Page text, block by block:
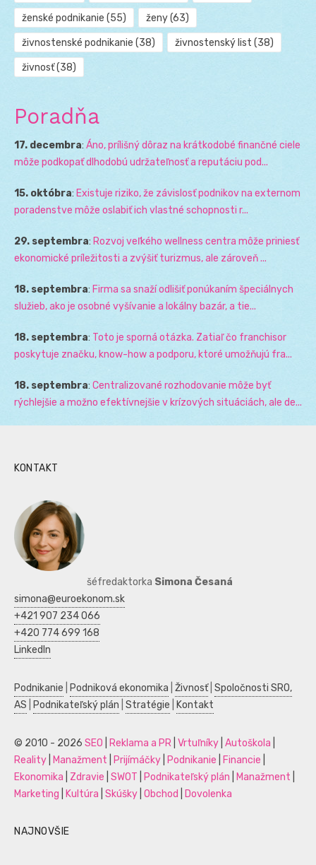
ženské podnikanie (55) ženy(63)
živnostenské podnikanie (38) živnostenský list (38)
živnosť(38)
Poradňa
17. decembra: Áno, prílišný dôraz na krátkodobé finančné ciele
môže podkopať dlhodobú udržateľnosť a reputáciu pod...
15. októbra: Existuje riziko, že závislosť podnikov na externom
poradenstve môže oslabiť ich vlastné schopnosti r...
29. septembra: Rozvoj veľkého wellness centra môže priniesť
ekonomické príležitosti a zvýšiť turizmus, ale zároveň ...
18. septembra: Firma sa snaží odlišiť ponúkaním špeciálnych
služieb, ako je osobné vyšívanie a lokálny bazár, a tie...
18. septembra: Toto je sporná otázka. Zatiaľ čo franchisor
poskytuje značku, know-how a podporu, ktoré umožňujú fra...
18. septembra: Centralizované rozhodovanie môže byť
rýchlejšie a možno efektívnejšie v krízových situáciách, ale de...
KONTAKT
šéfredaktorka Simona Česaná
simona@euroekonom.sk
+421 907 234 066
+420 774 699 168
LinkedIn
Podnikanie Podniková ekonomika Živnosť| Spoločnosti SRO,
AS
Podnikateľský plán Stratégie Kontakt
© 2010 - 2026 SEO Reklama a PR Vrtuľníky Autoškola
Reality
Manažment Prijímáčky Podnikanie Financie
Ekonomika
Zdravie SWOT Podnikateľský plán Manažment
Marketing
Kultúra Skúšky Obchod Dovolenka
NAJNOVŠIE